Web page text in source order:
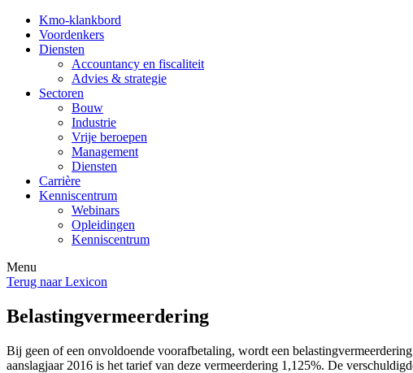
Kmo-klankbord
Voordenkers
Diensten
Accountancy en fiscaliteit
Advies & strategie
Sectoren
Bouw
Industrie
Vrije beroepen
Management
Diensten
Carrière
Kenniscentrum
Webinars
Opleidingen
Kenniscentrum
Menu
Terug naar Lexicon
Belastingvermeerdering
Bij geen of een onvoldoende voorafbetaling, wordt een
aanslagjaar 2016 is het tarief van deze vermeerdering 1,125%. De